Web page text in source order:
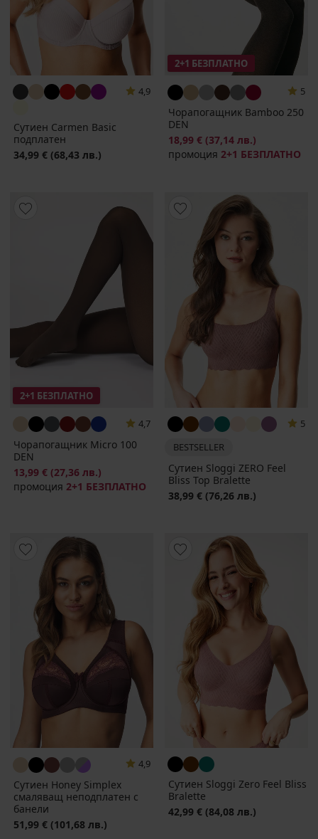
4,9
Сутиен Carmen Basic
подплатен
34,99 € (68,43 лв.)
2+1 БЕЗПЛАТНО
5
Чорапогащник Bamboo 250
DEN
18,99 € (37,14 лв.)
промоция 2+1 БЕЗПЛАТНО
2+1 БЕЗПЛАТНО
4,7
Чорапогащник Micro 100
DEN
13,99 € (27,36 лв.)
промоция 2+1 БЕЗПЛАТНО
5
BESTSELLER
Сутиен Sloggi ZERO Feel
Bliss Top Bralette
38,99 € (76,26 лв.)
4,9
Сутиен Honey Simplex
смаляващ неподплатен с
банели
51,99 € (101,68 лв.)
Сутиен Sloggi Zero Feel Bliss
Bralette
42,99 € (84,08 лв.)